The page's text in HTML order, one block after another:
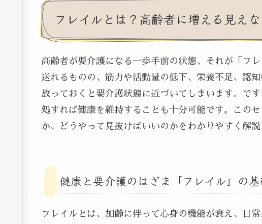
フレイルとは？高齢者に増える見え
高齢者が要介護になる一歩手前の状態、それが「フ
送れるものの、筋力や活動量の低下、栄養不足、認
放っておくと要介護状態に近づいてしまいます。で
処すれば健康を維持することも十分可能です。この
か、どうやって見抜けばいいのかをわかりやすく解説
健康と要介護のはざま「フレイル」の
フレイルとは、加齢に伴って心身の機能が衰え、日